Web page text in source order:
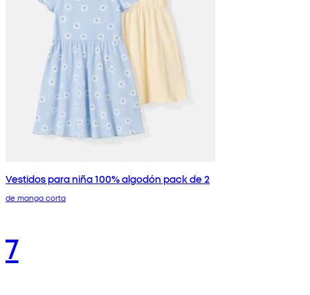
Vestidos para niña 100% algodón pack de 2
de manga corta
7